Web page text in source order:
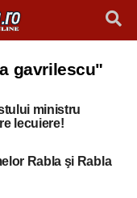
gavrilescu"
ministru
lecuiere!
Rabla şi Rabla